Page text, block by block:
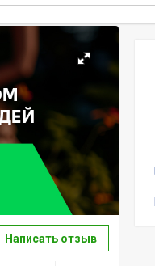
Написать отзыв